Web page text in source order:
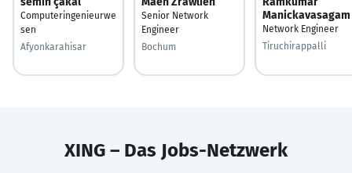
Computeringenieurwe
sen
Afyonkarahisar
Senior Network
Engineer
Bochum
Manickavasagam
Network Engineer
Tiruchirappalli
XING – Das Jobs-Netzwerk